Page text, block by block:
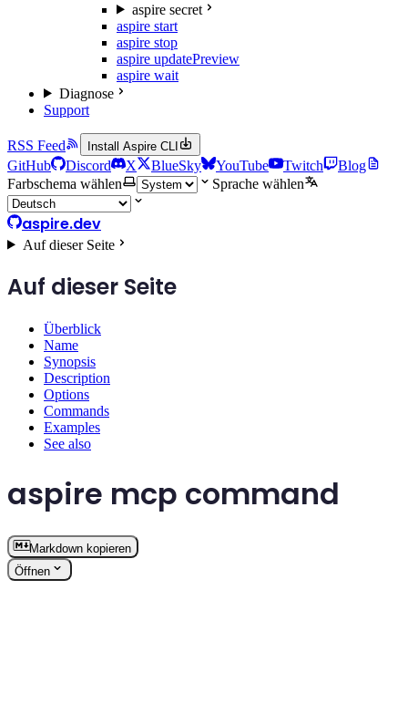
aspire secret
aspire start
aspire stop
aspire updatePreview
aspire wait
Diagnose
Support
RSS Feed Install Aspire CLI
GitHub Discord X BlueSky YouTube Twitch
Blog
Farbschema wählen
Sprache wählen
aspire.dev
Auf dieser Seite
Auf dieser Seite
Überblick
Name
Synopsis
Description
Options
Commands
Examples
See also
aspire mcp command
Markdown kopieren
Öffnen